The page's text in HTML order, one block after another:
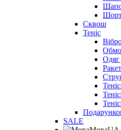
Сквош
Теніс
Одяг
SALE